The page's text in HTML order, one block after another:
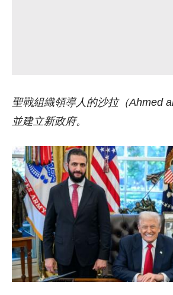
聖戰組織領導人的沙拉（Ahmed
並建立新政府。